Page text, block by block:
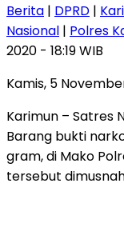
Berita | DPRD |
Nasional | Polres
2020 - 18:19 WIB
Kamis, 5
Karimun – Satres
Barang bukti
gram, di Mako
tersebut